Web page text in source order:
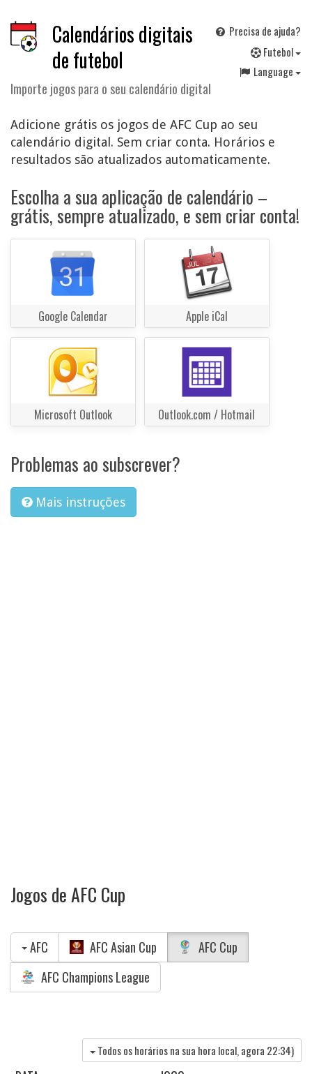
Calendários digitais
de futebol
Importe jogos para o seu calendário digital
Precisa de ajuda?
Futebol
Language
Adicione grátis os jogos de AFC Cup ao seu
calendário digital. Sem criar conta. Horários e
resultados são atualizados automaticamente.
Escolha a sua aplicação de calendário –
grátis, sempre atualizado, e sem criar conta!
Google Calendar Apple iCal
Microsoft Outlook Outlook.com / Hotmail
Problemas ao subscrever?
Mais instruções
Jogos de AFC Cup
AFC AFC Asian Cup
AFC Cup
AFC Champions League
Todos os horários na sua hora local, agora 22:34)